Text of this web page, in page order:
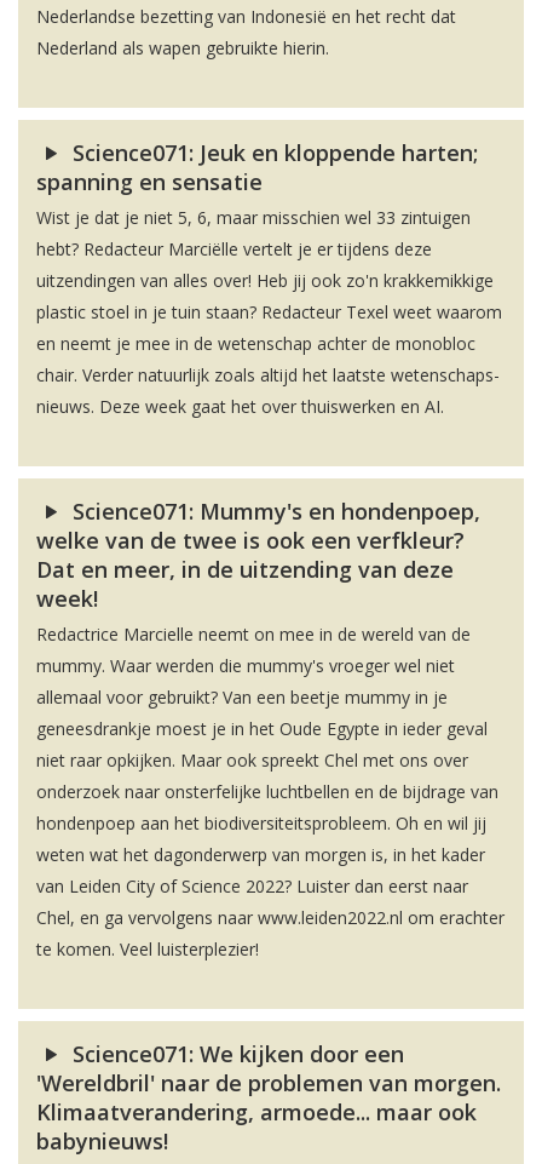
Nederlandse bezetting van Indonesië en het recht dat
Nederland als wapen gebruikte hierin.
Science071: Jeuk en kloppende harten;
spanning en sensatie
Wist je dat je niet 5, 6, maar misschien wel 33 zintuigen
hebt? Redacteur Marciëlle vertelt je er tijdens deze
uitzendingen van alles over! Heb jij ook zo'n krakkemikkige
plastic stoel in je tuin staan? Redacteur Texel weet waarom
en neemt je mee in de wetenschap achter de monobloc
chair. Verder natuurlijk zoals altijd het laatste wetenschaps-
nieuws. Deze week gaat het over thuiswerken en AI.
Science071: Mummy's en hondenpoep,
welke van de twee is ook een verfkleur?
Dat en meer, in de uitzending van deze
week!
Redactrice Marcielle neemt on mee in de wereld van de
mummy. Waar werden die mummy's vroeger wel niet
allemaal voor gebruikt? Van een beetje mummy in je
geneesdrankje moest je in het Oude Egypte in ieder geval
niet raar opkijken. Maar ook spreekt Chel met ons over
onderzoek naar onsterfelijke luchtbellen en de bijdrage van
hondenpoep aan het biodiversiteitsprobleem. Oh en wil jij
weten wat het dagonderwerp van morgen is, in het kader
van Leiden City of Science 2022? Luister dan eerst naar
Chel, en ga vervolgens naar www.leiden2022.nl om erachter
te komen. Veel luisterplezier!
Science071: We kijken door een
'Wereldbril' naar de problemen van morgen.
Klimaatverandering, armoede... maar ook
babynieuws!